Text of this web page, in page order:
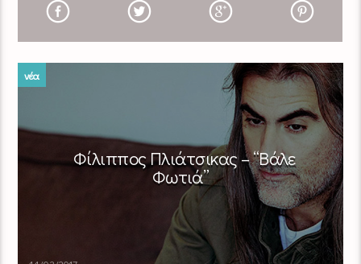
νέα
Φίλιππος Πλιάτσικας – “Βάλε
Φωτιά”